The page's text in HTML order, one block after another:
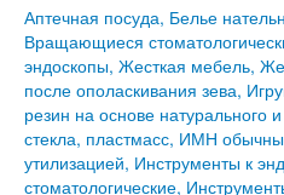
Аптечная посуда, Белье
Вращающиеся
эндоскопы, Жесткая мебель,
после ополаскивания зева,
резин на основе натурального
стекла, пластмасс, ИМН
утилизацией, Инструменты к
стоматологические,